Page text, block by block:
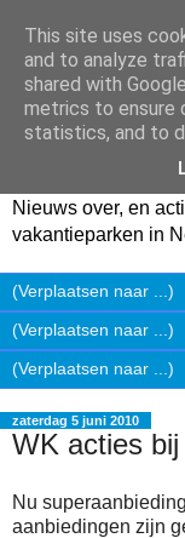
Nieuws over, en
vakantieparken in
zaterdag 5 juni 2010
WK acties
Nu
aanbiedingen zijn
This site uses
and to analyze
shared with
metrics to ensure
statistics, and to